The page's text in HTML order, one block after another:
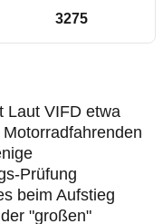
3275
Laut VIFD etwa
Prüfung
beim Aufstieg
"großen"